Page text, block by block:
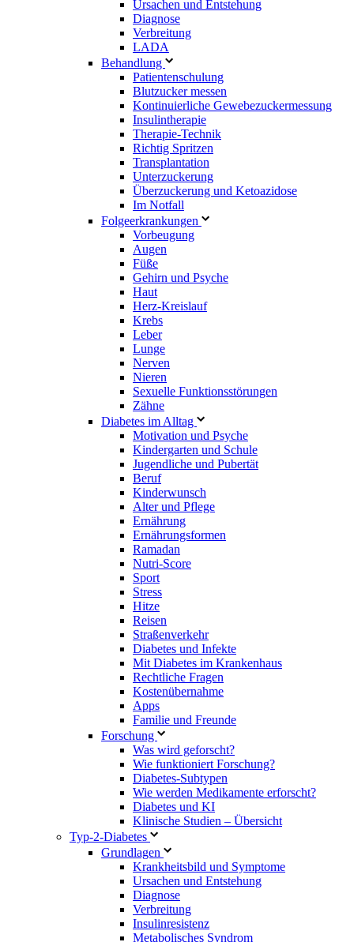
Ursachen und Entstehung
Diagnose
Verbreitung
LADA
Behandlung
Patientenschulung
Blutzucker messen
Kontinuierliche Gewebezuckermessung
Insulintherapie
Therapie-Technik
Richtig Spritzen
Transplantation
Unterzuckerung
Überzuckerung und Ketoazidose
Im Notfall
Folgeerkrankungen
Vorbeugung
Augen
Füße
Gehirn und Psyche
Haut
Herz-Kreislauf
Krebs
Leber
Lunge
Nerven
Nieren
Sexuelle Funktionsstörungen
Zähne
Diabetes im Alltag
Motivation und Psyche
Kindergarten und Schule
Jugendliche und Pubertät
Beruf
Kinderwunsch
Alter und Pflege
Ernährung
Ernährungsformen
Ramadan
Nutri-Score
Sport
Stress
Hitze
Reisen
Straßenverkehr
Diabetes und Infekte
Mit Diabetes im Krankenhaus
Rechtliche Fragen
Kostenübernahme
Apps
Familie und Freunde
Forschung
Was wird geforscht?
Wie funktioniert Forschung?
Diabetes-Subtypen
Wie werden Medikamente erforscht?
Diabetes und KI
Klinische Studien – Übersicht
Typ-2-Diabetes
Grundlagen
Krankheitsbild und Symptome
Ursachen und Entstehung
Diagnose
Verbreitung
Insulinresistenz
Metabolisches Syndrom